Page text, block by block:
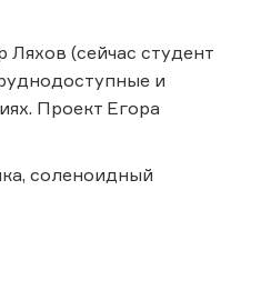
(сейчас студент
и
Проект Егора
соленоидный